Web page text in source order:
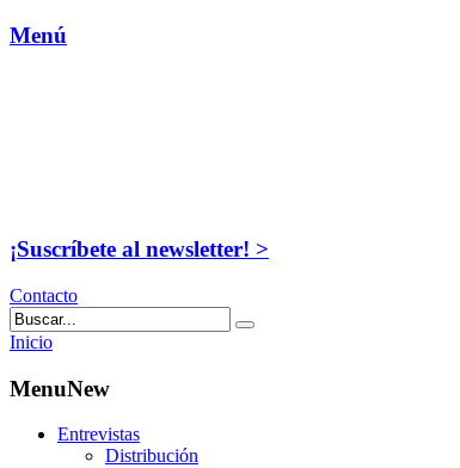
Menú
¡Suscríbete al newsletter! >
Contacto
Inicio
MenuNew
Entrevistas
Distribución